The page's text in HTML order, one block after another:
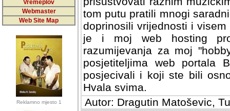
Vremeplov
Webmaster
Web Site Map
Reklamno mjesto 1
tom putu pratili mnogi
doprinosili vrijednosti i
je i moj web hosting
razumijevanja za moj
posjetiteljima web portala
posjecivali i koji ste bili
Hvala svima.
Autor: Dragutin Matoševic,